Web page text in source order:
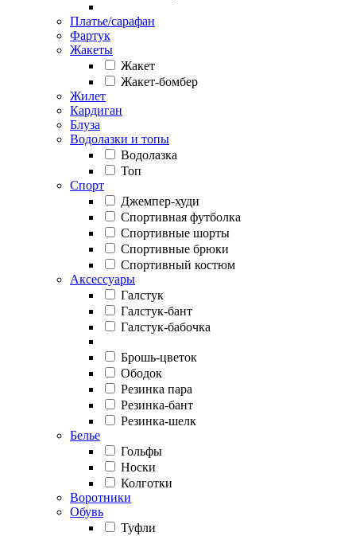
Платье/сарафан
Фартук
Жакеты
Жакет
Жакет-бомбер
Жилет
Кардиган
Блуза
Водолазки и топы
Водолазка
Топ
Спорт
Джемпер-худи
Спортивная футболка
Спортивные шорты
Спортивные брюки
Спортивный костюм
Аксессуары
Галстук
Галстук-бант
Галстук-бабочка
Брошь-цветок
Ободок
Резинка пара
Резинка-бант
Резинка-шелк
Белье
Гольфы
Носки
Колготки
Воротники
Обувь
Туфли